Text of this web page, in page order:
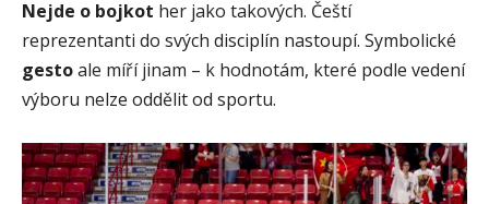
Nejde o bojkot her jako takových. Čeští
reprezentanti do svých disciplín nastoupí. Symbolické
gestoale míří jinam – k hodnotám, které podle vedení
výboru nelze oddělit od sportu.